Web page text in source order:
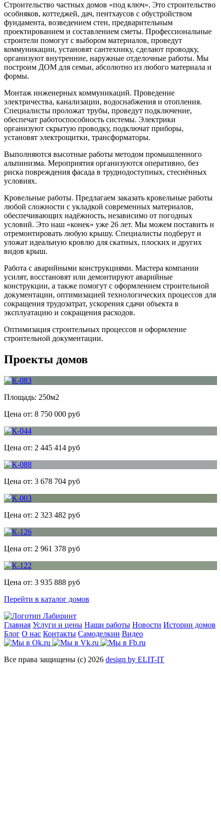
Строительство частных домов «под ключ». Это строительство
особняков, коттеджей, дач, пентхаусов с обустройством
фундамента, возведением стен, предварительным
проектированием и составлением сметы. Профессиональные
строители помогут с выбором материалов, проведут
коммуникации, установят сантехнику, сделают проводку,
организуют внутренние, наружные отделочные работы. Мы
построим ДОМ для семьи, абсолютно из любого материала и
формы.
Монтаж инженерных коммуникаций. Проведение
электричества, канализации, водоснабжения и отопления.
Специалисты проложат трубы, проведут подключение,
обеспечат работоспособность системы. Электрики
организуют скрытую проводку, подключат приборы,
установят электрощитки, трансформаторы.
Выполняются высотные работы методом промышленного
альпинизма. Мероприятия организуются оперативно, без
риска повреждения фасада в труднодоступных, стеснённых
условиях.
Кровельные работы. Предлагаем заказать кровельные работы
любой сложности с укладкой современных материалов,
обеспечивающих надёжность, независимо от погодных
условий. Это наш «конек» уже 26 лет. Мы можем поставить и
отремонтировать любую крышу. Специалисты подберут и
уложат идеальную кровлю для скатных, плоских и других
видов крыш.
Работа с аварийными конструкциями. Мастера компании
усилят, восстановят или демонтируют аварийные
конструкции, а также помогут с оформлением строительной
документации, оптимизацией технологических процессов для
сокращения трудозатрат, ускорения сдачи объекта в
эксплуатацию и сокращения расходов.
Оптимизация строительных процессов и оформление
строительной документации.
Проекты домов
Площадь: 250м2
Цена от: 8 750 000 руб
Цена от: 2 445 414 руб
Цена от: 3 678 704 руб
Цена от: 2 323 482 руб
Цена от: 2 961 378 руб
Цена от: 3 935 888 руб
Перейти в каталог домов
Главная Услуги и цены Наши работы Новости Истории домов
Блог О нас Контакты Самоделкин Видео
Все права защищены (с) 2026 design by ELIT-IT